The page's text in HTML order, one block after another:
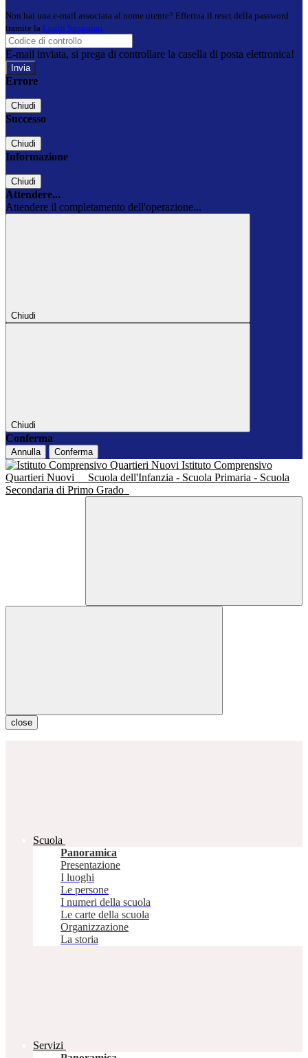
Non hai una e-mail associata al nome utente? Effettua il reset della password
tramite la Login Spaggiari
E-mail inviata, si prega di controllare la casella di posta elettronica!
Errore
Chiudi
Successo
Chiudi
Informazione
Chiudi
Attendere...
Attendere il completamento dell'operazione...
Chiudi
Chiudi
Conferma
Annulla Conferma
Istituto Comprensivo
Quartieri Nuovi
Scuola dell'Infanzia - Scuola Primaria - Scuola
Secondaria di Primo Grado
close
Scuola
Panoramica
Presentazione
I luoghi
Le persone
I numeri della scuola
Le carte della scuola
Organizzazione
La storia
Servizi